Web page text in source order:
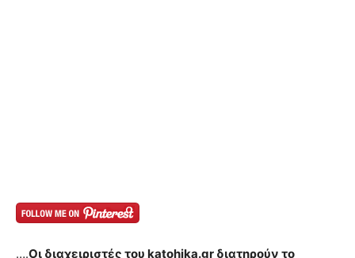
….Οι διαχειριστές του katohika.gr διατηρούν το